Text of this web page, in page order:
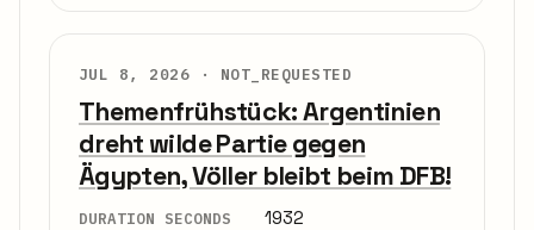
JUL 8, 2026 · NOT_REQUESTED
Themenfrühstück: Argentinien
dreht wilde Partie gegen
Ägypten, Völler bleibt beim DFB!
DURATION SECONDS 1932